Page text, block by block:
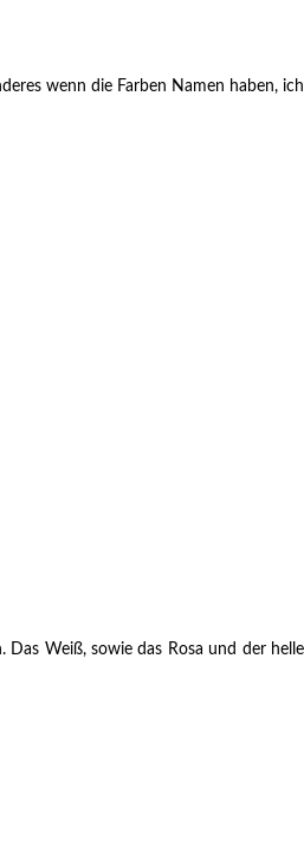
wenn die Farben Namen haben, ich
Weiß, sowie das Rosa und der helle